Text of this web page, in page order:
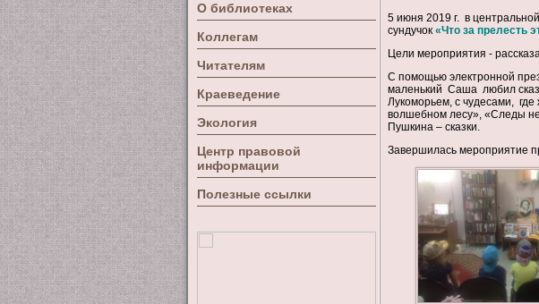
О библиотеках
Коллегам
Читателям
Краеведение
Экология
Центр правовой
информации
Полезные ссылки
5 июня 2019 г. в
сундучок «Что за прелесть
Цели мероприятия -
С помощью электронной
маленький Саша любил
Лукоморьем, с чудесами,
волшебном лесу», «Следы
Пушкина – сказки.
Завершилась мероприятие